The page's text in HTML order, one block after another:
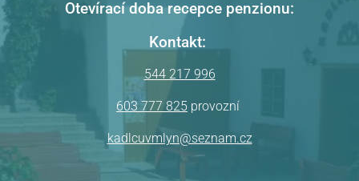
Otevírací doba recepce penzionu:
Kontakt:
544 217 996
603 777 825 provozní
kadlcuvmlyn@seznam.cz